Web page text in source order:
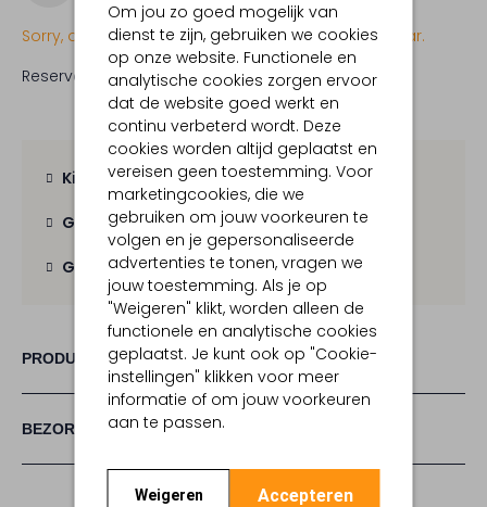
Om jou zo goed mogelijk van
dienst te zijn, gebruiken we cookies
op onze website. Functionele en
analytische cookies zorgen ervoor
dat de website goed werkt en
continu verbeterd wordt. Deze
cookies worden altijd geplaatst en
vereisen geen toestemming. Voor
marketingcookies, die we
gebruiken om jouw voorkeuren te
volgen en je gepersonaliseerde
advertenties te tonen, vragen we
jouw toestemming. Als je op
"Weigeren" klikt, worden alleen de
functionele en analytische cookies
geplaatst. Je kunt ook op "Cookie-
instellingen" klikken voor meer
informatie of om jouw voorkeuren
aan te passen.
Weigeren Accepteren
Sorry, dit item is momenteel (nog) niet beschikbaar.
Reserveer direct in een van onze 19 boutiques
Kies zelf je bezorgmoment
Gratis verzendingvanaf € 100,-
Gratis retourbinnen 30 dagen
PRODUCT INFORMATIE
BEZORGEN & RETOURNEREN